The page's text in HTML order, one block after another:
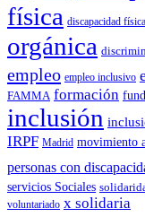
física discapacidad
orgánica
empleo empleo inclusivo
FAMMA formación
inclusión
IRPF Madrid movimiento
personas con
servicios Sociales
voluntariado x solidaria